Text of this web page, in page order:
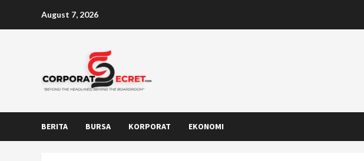
August 7, 2026
BERITA BURSA KORPORAT EKONOMI